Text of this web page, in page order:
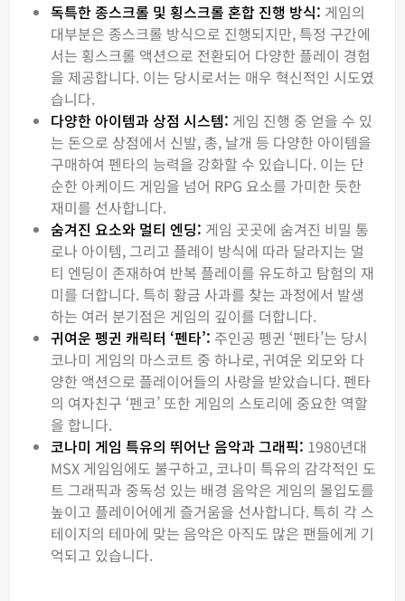
독특한 종스크롤 및 횡스크롤 혼합 진행 방식: 게임의
대부분은 종스크롤 방식으로 진행되지만, 특정 구간에
서는 횡스크롤 액션으로 전환되어 다양한 플레이 경험
을 제공합니다. 이는 당시로서는 매우 혁신적인 시도였
습니다.
다양한 아이템과 상점 시스템: 게임 진행 중 얻을 수 있
는 돈으로 상점에서 신발, 총, 날개 등 다양한 아이템을
구매하여 펜타의 능력을 강화할 수 있습니다. 이는 단
순한 아케이드 게임을 넘어 RPG 요소를 가미한 듯한
재미를 선사합니다.
숨겨진 요소와 멀티 엔딩: 게임 곳곳에 숨겨진 비밀 통
로나 아이템, 그리고 플레이 방식에 따라 달라지는 멀
티 엔딩이 존재하여 반복 플레이를 유도하고 탐험의 재
미를 더합니다. 특히 황금 사과를 찾는 과정에서 발생
하는 여러 분기점은 게임의 깊이를 더합니다.
귀여운 펭귄 캐릭터 ‘펜타’: 주인공 펭귄 ‘펜타’는 당시
코나미 게임의 마스코트 중 하나로, 귀여운 외모와 다
양한 액션으로 플레이어들의 사랑을 받았습니다. 펜타
의 여자친구 ‘펜코’ 또한 게임의 스토리에 중요한 역할
을 합니다.
코나미 게임 특유의 뛰어난 음악과 그래픽: 1980년대
MSX 게임임에도 불구하고, 코나미 특유의 감각적인 도
트 그래픽과 중독성 있는 배경 음악은 게임의 몰입도를
높이고 플레이어에게 즐거움을 선사합니다. 특히 각 스
테이지의 테마에 맞는 음악은 아직도 많은 팬들에게 기
억되고 있습니다.